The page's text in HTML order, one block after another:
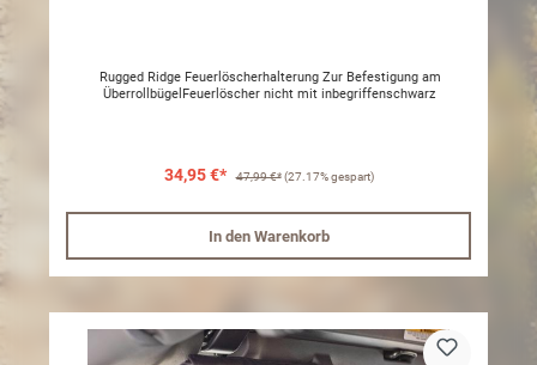
Rugged Ridge Feuerlöscherhalterung Zur Befestigung am
ÜberrollbügelFeuerlöscher nicht mit inbegriffenschwarz
34,95 €* 47,99 €* (27.17% gespart)
In den Warenkorb